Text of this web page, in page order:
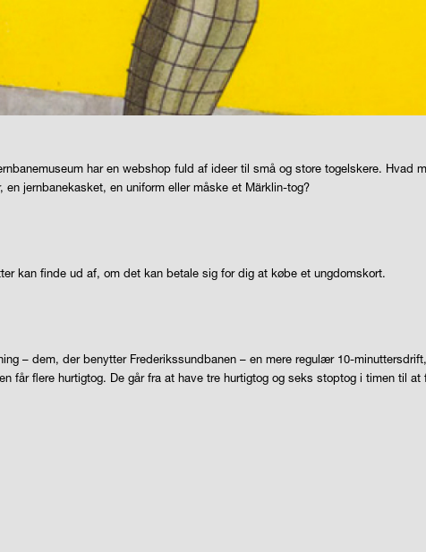
har en webshop fuld af ideer til små og store togelskere. Hvad
jernbanekasket, en uniform eller måske et Märklin-tog?
kan finde ud af, om det kan betale sig for dig at købe et ungdomskort.
– dem, der benytter Frederikssundbanen – en mere regulær 10-
får flere hurtigtog. De går fra at have tre hurtigtog og seks stoptog i timen til